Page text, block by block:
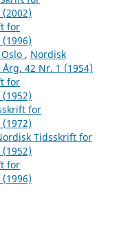
for
, Nordisk
42 Nr. 1 (1954)
for
for
Tidsskrift for
for